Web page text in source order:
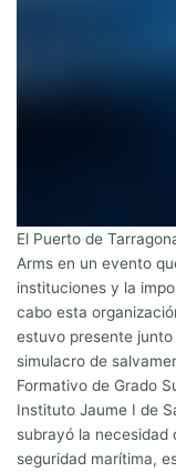
El Puerto de
Arms en un evento
instituciones y la
cabo esta
estuvo presente
simulacro de
Formativo de Grado
Instituto Jaume I de
subrayó la necesidad
seguridad marítima,